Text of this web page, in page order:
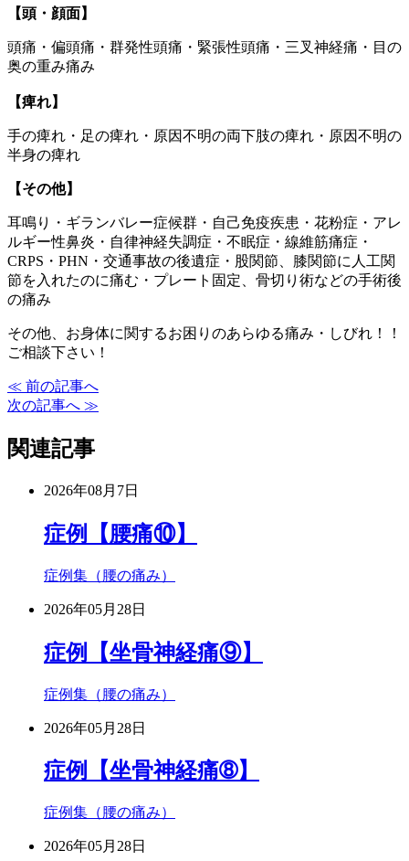
【頭・顔面】
頭痛・偏頭痛・群発性頭痛・緊張性頭痛・三叉神経痛・目の
奥の重み痛み
【痺れ】
手の痺れ・足の痺れ・原因不明の両下肢の痺れ・原因不明の
半身の痺れ
【その他】
耳鳴り・ギランバレー症候群・自己免疫疾患・花粉症・アレ
ルギー性鼻炎・自律神経失調症・不眠症・線維筋痛症・
CRPS・PHN・交通事故の後遺症・股関節、膝関節に人工関
節を入れたのに痛む・プレート固定、骨切り術などの手術後
の痛み
その他、お身体に関するお困りのあらゆる痛み・しびれ！！
ご相談下さい！
≪ 前の記事へ
次の記事へ ≫
関連記事
2026年08月7日
症例【腰痛⑩】
症例集（腰の痛み）
2026年05月28日
症例【坐骨神経痛⑨】
症例集（腰の痛み）
2026年05月28日
症例【坐骨神経痛➇】
症例集（腰の痛み）
2026年05月28日